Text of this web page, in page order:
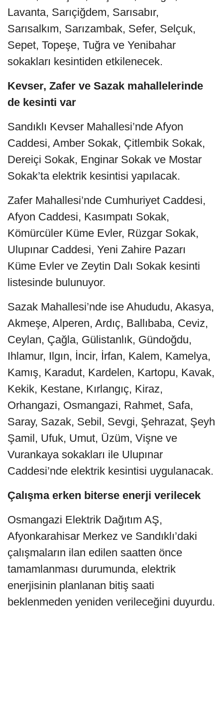
Lavanta, Sarıçiğdem, Sarısabır,
Sarısalkım, Sarızambak, Sefer, Selçuk,
Sepet, Topeşe, Tuğra ve Yenibahar
sokakları kesintiden etkilenecek.
Kevser, Zafer ve Sazak mahallelerinde
de kesinti var
Sandıklı Kevser Mahallesi’nde Afyon
Caddesi, Amber Sokak, Çitlembik Sokak,
Dereiçi Sokak, Enginar Sokak ve Mostar
Sokak’ta elektrik kesintisi yapılacak.
Zafer Mahallesi’nde Cumhuriyet Caddesi,
Afyon Caddesi, Kasımpatı Sokak,
Kömürcüler Küme Evler, Rüzgar Sokak,
Ulupınar Caddesi, Yeni Zahire Pazarı
Küme Evler ve Zeytin Dalı Sokak kesinti
listesinde bulunuyor.
Sazak Mahallesi’nde ise Ahududu, Akasya,
Akmeşe, Alperen, Ardıç, Ballıbaba, Ceviz,
Ceylan, Çağla, Gülistanlık, Gündoğdu,
Ihlamur, Ilgın, İncir, İrfan, Kalem, Kamelya,
Kamış, Karadut, Kardelen, Kartopu, Kavak,
Kekik, Kestane, Kırlangıç, Kiraz,
Orhangazi, Osmangazi, Rahmet, Safa,
Saray, Sazak, Sebil, Sevgi, Şehrazat, Şeyh
Şamil, Ufuk, Umut, Üzüm, Vişne ve
Vurankaya sokakları ile Ulupınar
Caddesi’nde elektrik kesintisi uygulanacak.
Çalışma erken biterse enerji verilecek
Osmangazi Elektrik Dağıtım AŞ,
Afyonkarahisar Merkez ve Sandıklı’daki
çalışmaların ilan edilen saatten önce
tamamlanması durumunda, elektrik
enerjisinin planlanan bitiş saati
beklenmeden yeniden verileceğini duyurdu.